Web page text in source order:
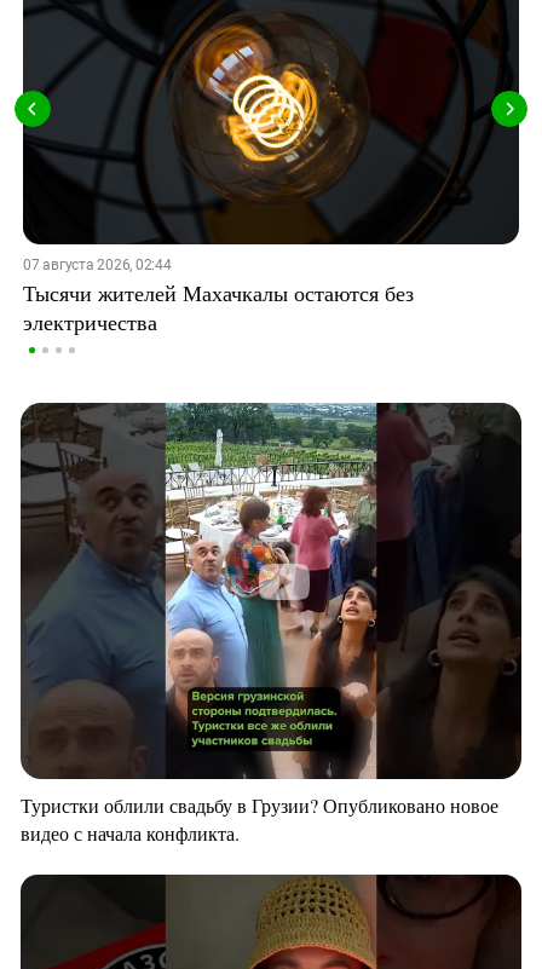
07 августа 2026, 02:44
Тысячи жителей Махачкалы остаются без
электричества
Туристки облили свадьбу в Грузии? Опубликовано новое
видео с начала конфликта.